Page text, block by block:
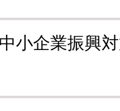
小企業振興